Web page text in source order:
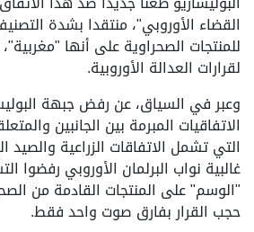
القضاء الأوروبي"، منتقدا بشدة
للمنتجات الصحراوية على أنها
لقرارات العدالة الأوروبية.
وعبر في السياق، عن رفض جبهة
الاتفاقيات المبرمة بين الجانبين
التي تشمل الاتفاقات الزراعية والصيد
غالبية نواب البرلمان الأوروبي رفضوا
"الوسم" على المنتجات القادمة من
حجب القرار بفارق صوت واحد فقط.